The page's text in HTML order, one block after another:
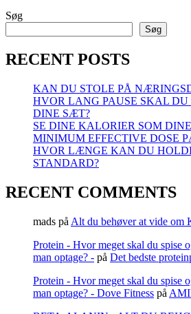
Søg
Søg
RECENT POSTS
KAN DU STOLE PÅ
HVOR LANG PAUSE SKAL
DINE SÆT?
SE DINE KALORIER SOM
MINIMUM EFFECTIVE DOSE
HVOR LÆNGE KAN DU
STANDARD?
RECENT COMMENTS
mads på Alt du behøver at vide om
Protein - Hvor meget skal du spise
man optage? - på Det bedste
Protein - Hvor meget skal du spise
man optage? - Dove Fitness på